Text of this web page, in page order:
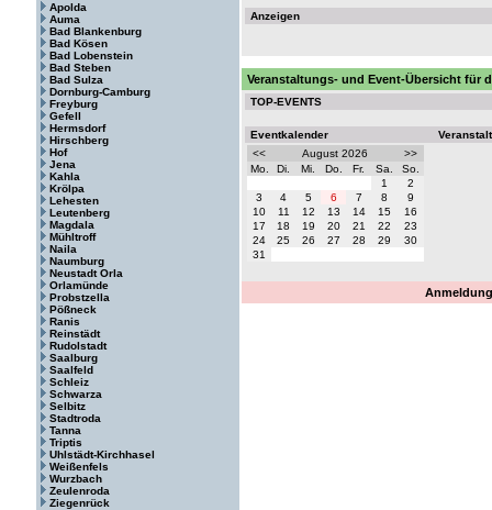
Apolda
Auma
Bad Blankenburg
Bad Kösen
Bad Lobenstein
Bad Steben
Bad Sulza
Dornburg-Camburg
Freyburg
Gefell
Hermsdorf
Hirschberg
Hof
Jena
Kahla
Krölpa
Lehesten
Leutenberg
Magdala
Mühltroff
Naila
Naumburg
Neustadt Orla
Orlamünde
Probstzella
Pößneck
Ranis
Reinstädt
Rudolstadt
Saalburg
Saalfeld
Schleiz
Schwarza
Selbitz
Stadtroda
Tanna
Triptis
Uhlstädt-Kirchhasel
Weißenfels
Wurzbach
Zeulenroda
Ziegenrück
Anzeigen
Veranstaltungs- und Event-Übersicht für
TOP-EVENTS
Eventkalender
<<
August 2026
>>
Mo.
Di. Mi. Do. Fr. Sa.
So.
1
2
3
4 5 6 7 8
9
10
11 12 13 14 15
16
17
18 19 20 21 22
23
24
25 26 27 28 29
30
31